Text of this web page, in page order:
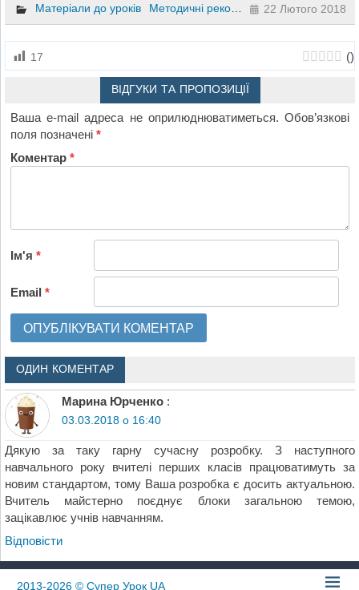
Матеріали до уроків Методичні рекомендації Літературне
22 Лютого 2018
17 ()
ВІДГУКИ ТА ПРОПОЗИЦІЇ
Ваша e-mail адреса не оприлюднюватиметься. Обов’язкові
поля позначені*
Коментар*
Ім'я*
Email*
ОДИН КОМЕНТАР
Марина Юрченко :
03.03.2018 о 16:40
Дякую за таку гарну сучасну розробку. З наступного
навчального року вчителі перших класів працюватимуть за
новим стандартом, тому Ваша розробка є досить актуальною.
Вчитель майстерно поєднує блоки загальною темою,
зацікавлює учнів навчанням.
Відповіcти
2013-2026 © Супер Урок UA